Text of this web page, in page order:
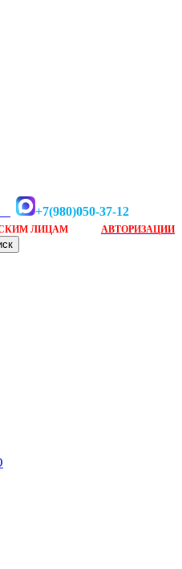
+7(980)050-37-12
ЛИЦАМ АВТОРИЗАЦИИ